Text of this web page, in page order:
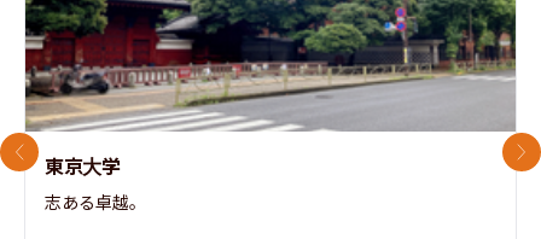
東京大学
志ある卓越。
前のスライド 次